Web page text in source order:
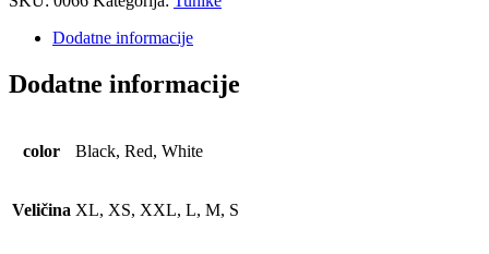
Dodatne informacije
Dodatne informacije
color Black, Red, White
Veličina XL, XS, XXL, L, M, S